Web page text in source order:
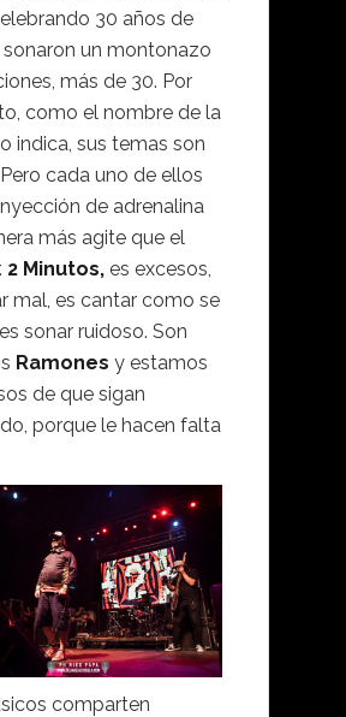
30 años de
sonaron un montonazo
más de 30. Por
como el nombre de la
indica, sus temas son
cada uno de ellos
de adrenalina
más agite que el
2 Minutos, es excesos,
mal, es cantar como se
sonar ruidoso. Son
Ramones y estamos
de que sigan
porque le hacen falta
comparten